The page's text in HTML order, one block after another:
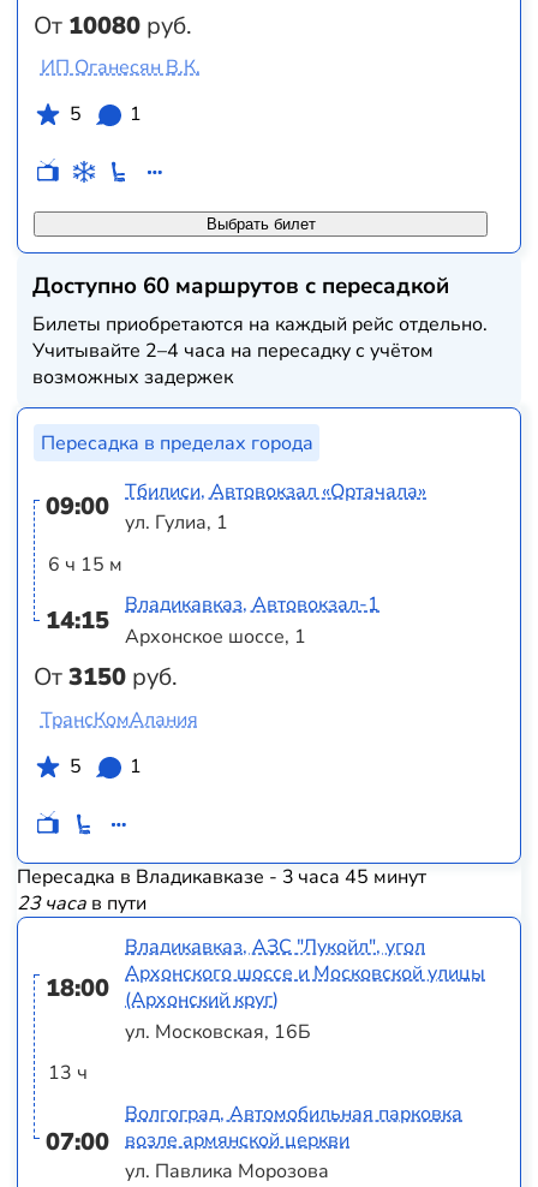
От 10080 руб.
Выбрать билет
ИП Оганесян В.К.
5
1
Доступно 60 маршрутов с пересадкой
Билеты приобретаются на каждый рейс отдельно.
Учитывайте 2–4 часа на пересадку с учётом
возможных задержек
Пересадка в пределах города
09:00
6 ч 15 м
14:15
От3150 руб.
Тбилиси, Автовокзал «Ортачала»
ул. Гулиа, 1
Владикавказ, Автовокзал-1
Архонское шоссе, 1
ТрансКомАлания
5
1
Пересадка в Владикавказе - 3 часа 45 минут
23 часав пути
18:00
13 ч
07:00
Владикавказ, АЗС "Лукойл", угол
Архонского шоссе и Московской улицы
(Архонский круг)
ул. Московская, 16Б
Волгоград, Автомобильная парковка
возле армянской церкви
ул. Павлика Морозова